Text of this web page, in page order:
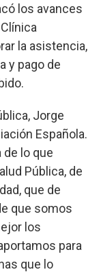
los avances
la asistencia,
y pago de
Jorge
Española.
de lo que
Pública, de
que de
que somos
los
para
que lo